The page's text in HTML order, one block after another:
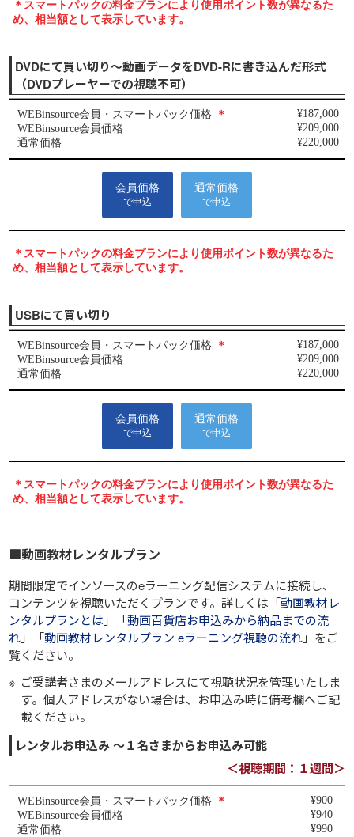
DVDにて買い切り～動画データをDVD-Rに書き込んだ形式
（DVDプレーヤーでの視聴不可）
USBにて買い切り
■動画教材レンタルプラン
期間限定でインソースのeラーニング配信システムに接続し、
コンテンツを視聴いただくプランです。詳しくは「動画教材レ
ンタルプランとは 」「動画百貨店お申込みから納品までの流
れ」「動画教材レンタルプラン eラーニング視聴の流れ」をご
覧ください。
ご受講者さまのメールアドレスにて視聴状況を管理いたしま
す。個人アドレスがない場合は、お申込み時に備考欄へご記
載ください。
レンタルお申込み ～１名さまからお申込み可能
＜視聴期間：１週間＞